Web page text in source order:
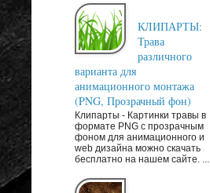
КЛИПАРТЫ:
Трава
различного
варианта для
анимационного монтажа
(PNG, Прозрачный фон)
Клипарты - Картинки травы в
формате PNG с прозрачным
фоном для анимационного и
web дизайна можно скачать
бесплатно на нашем сайте. ...